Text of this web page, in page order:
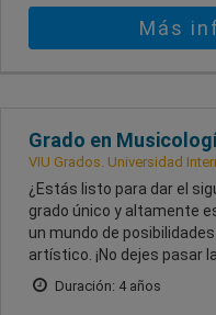
Más
Grado en
VIU Grados. Universidad
¿Estás listo para dar el
grado único y altamente
un mundo de
artístico. ¡No dejes pasar
Duración: 4 años